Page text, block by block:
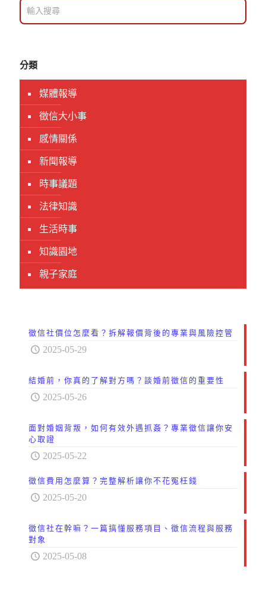
分類
媒體報導
徵信大小事
感情關係
新聞報導
時事議題
法律知識
生活時事
知識園地
親子家庭
徵信社價位怎麼看？拆解報價背後的專業與風險控管
2025-05-29
結婚前，你真的了解對方嗎？談婚前徵信的重要性
2025-05-26
面對婚姻背叛，如何有效外遇抓姦？專業徵信讓你安
心取證
2025-05-22
徵信費用怎麼算？完整解析讓你不花冤枉錢
2025-05-20
徵信社在幹嘛？一篇搞懂服務項目、徵信流程與服務
對象
2025-05-08